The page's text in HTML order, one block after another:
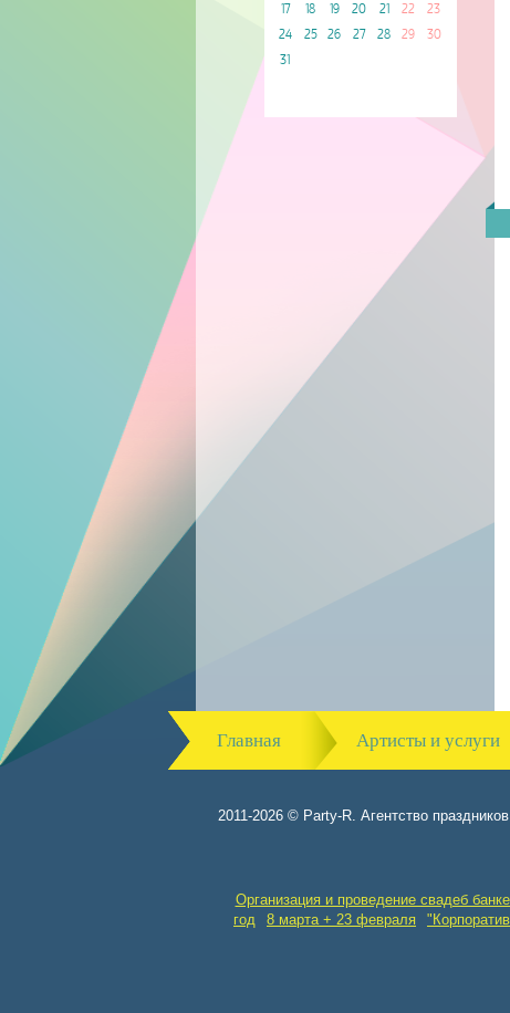
17
18 19 20 21 22
23
24
25 26 27 28 29
30
31
Главная Артисты и услуги
2011-2026 © Party-R. Агентство праздников
Организация и проведение свадеб
год
8 марта + 23 февраля